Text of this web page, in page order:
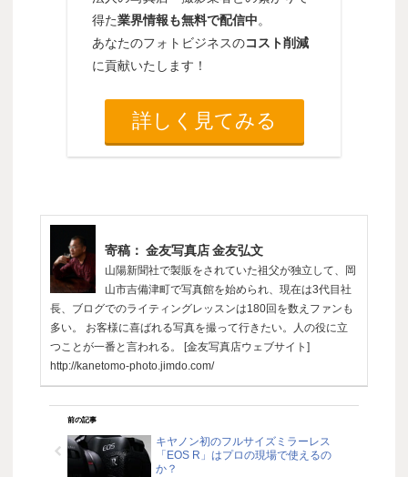
得た業界情報も無料で配信中。
あなたのフォトビジネスのコスト削減
に貢献いたします！
詳しく見てみる
寄稿： 金友写真店 金友弘文
山陽新聞社で製販をされていた祖父が独立して、岡
山市吉備津町で写真館を始められ、現在は3代目社
長、ブログでのライティングレッスンは180回を数えファンも
多い。 お客様に喜ばれる写真を撮って行きたい。人の役に立
つことが一番と言われる。 [金友写真店ウェブサイト]
http://kanetomo-photo.jimdo.com/
前の記事
キヤノン初のフルサイズミラーレス
「EOS R」はプロの現場で使えるの
か？